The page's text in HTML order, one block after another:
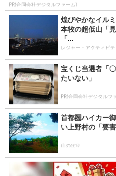
PR(合同会社デジタルファーム)
煌びやかなイル
本牧の超低山「
「...
レジャー・アクティビテ
宝くじ当選者「
たいない」
PR(合同会社デジタルフ
首都圏ハイカー
い上野村の「要
山のぼり